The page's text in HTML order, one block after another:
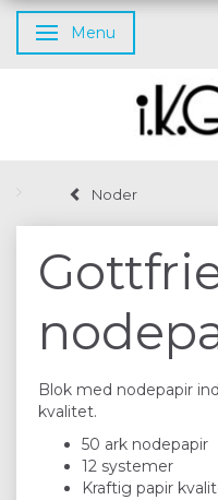
Skifte navigation
Menu
Noder
Blok med nodepapir
kvalitet.
50 ark nodepapir
12 systemer
Kraftig papir